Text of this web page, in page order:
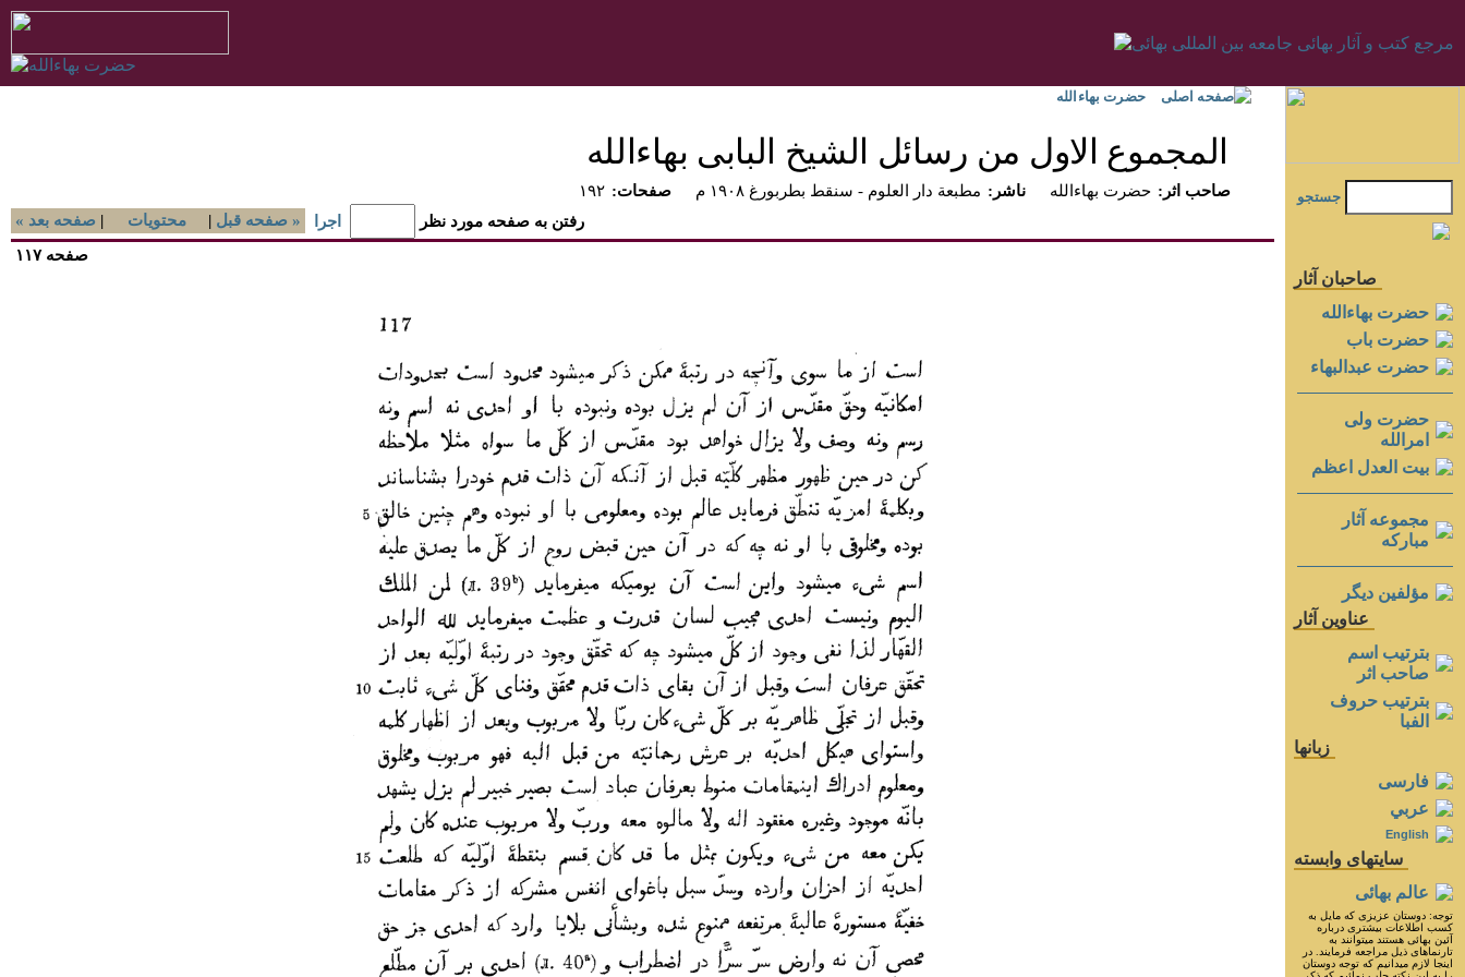
صفحه اصلی حضرت بهاءالله
المجموع الاول من رسائل الشيخ البابى بهاءالله
۱۹۲ :صفحات مطبعة دار العلوم - سنقط بطربورغ ۱۹۰۸ م :ناشر حضرت بهاءالله
:صاحب اثر
« صفحه بعد | محتويات | صفحه قبل » رفتن به صفحه مورد نظر
اجرا
جستجو
صاحبان آثار
حضرت بهاءالله
حضرت باب
حضرت عبدالبهاء
حضرت ولی
امرالله
بيت العدل اعظم
مجموعه آثار
مباركه
مؤلفين ديگر
عناوين آثار
بترتيب اسم
صاحب اثر
بترتيب حروف
الفبا
زبانها
فارسی
عربي
English
سايتهای وابسته
عالم بهائی
توجه: دوستان عزيزى كه مايل به
كسب اطلاعات بيشترى درباره
آئين بهائى هستند ميتوانند به
تارنماهاى ذيل مراجعه فرمايند. در
اينجا لازم ميدانيم كه توجه دوستان